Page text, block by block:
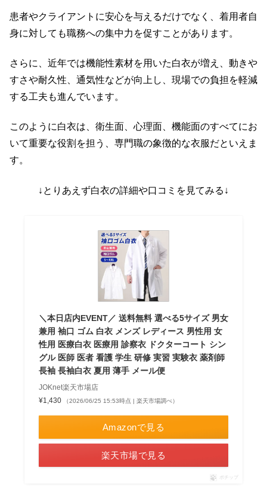
患者やクライアントに安心を与えるだけでなく、着用者自
身に対しても職務への集中力を促すことがあります。
さらに、近年では機能性素材を用いた白衣が増え、動きや
すさや耐久性、通気性などが向上し、現場での負担を軽減
する工夫も進んでいます。
このように白衣は、衛生面、心理面、機能面のすべてにお
いて重要な役割を担う、専門職の象徴的な衣服だといえま
す。
↓とりあえず白衣の詳細や口コミを見てみる↓
＼本日店内EVENT／ 送料無料 選べる5サイズ 男女
兼用 袖口 ゴム 白衣 メンズ レディース 男性用 女
性用 医療白衣 医療用 診察衣 ドクターコート シン
グル 医師 医者 看護 学生 研修 実習 実験衣 薬剤師
長袖 長袖白衣 夏用 薄手 メール便
JOKnet楽天市場店
¥1,430
（2026/06/25 15:53時点 | 楽天市場調べ）
Amazonで見る
楽天市場で見る
ポチップ